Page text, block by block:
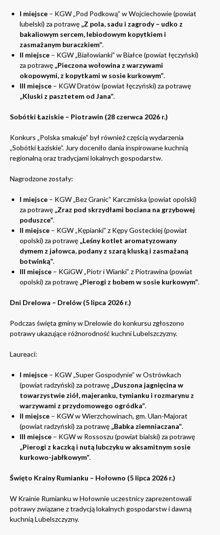
I miejsce – KGW „Pod Podkową” w Wojciechowie (powiat
lubelski) za potrawę „Z pola, sadu i zagrody – udko z
bakaliowym sercem, lebiodowym kopytkiem i
zasmażanym buraczkiem”.
II miejsce – KGW „Białowianki” w Białce (powiat łęczyński)
za potrawę „Pieczona wołowina z warzywami
okopowymi, z kopytkami w sosie kurkowym”.
III miejsce – KGW Dratów (powiat łęczyński) za potrawę
„Kluski z pasztetem od Jana”.
Sobótki Łaziskie – Piotrawin (28 czerwca 2026 r.)
Konkurs „Polska smakuje” był również częścią wydarzenia
„Sobótki Łaziskie”. Jury doceniło dania inspirowane kuchnią
regionalną oraz tradycjami lokalnych gospodarstw.
Nagrodzone zostały:
I miejsce – KGW „Bez Granic” Karczmiska (powiat opolski)
za potrawę „Zraz pod skrzydłami bociana na grzybowej
poduszce”.
II miejsce – KGW „Kępianki” z Kępy Gosteckiej (powiat
opolski) za potrawę „Leśny kotlet aromatyzowany
dymem z jałowca, podany z szarą kluską i zasmażaną
botwinką”.
III miejsce – KGiGW „Piotr i Wianki” z Piotrawina (powiat
opolski) za potrawę „Pierogi z bobem w sosie kurkowym”.
Dni Drelowa – Drelów (5 lipca 2026 r.)
Podczas święta gminy w Drelowie do konkursu zgłoszono
potrawy ukazujące różnorodność kuchni Lubelszczyzny.
Laureaci:
I miejsce – KGW „Super Gospodynie” w Ostrówkach
(powiat radzyński) za potrawę „Duszona jagnięcina w
towarzystwie ziół, majeranku, tymianku i rozmarynu z
warzywami z przydomowego ogródka”.
II miejsce – KGW w Wierzchowinach, gm. Ulan-Majorat
(powiat radzyński) za potrawę „Babka ziemniaczana”.
III miejsce – KGW w Rossoszu (powiat bialski) za potrawę
„Pierogi z kaczką i nutą lubczyku w aksamitnym sosie
kurkowo-jabłkowym”.
Święto Krainy Rumianku – Hołowno (5 lipca 2026 r.)
W Krainie Rumianku w Hołownie uczestnicy zaprezentowali
potrawy związane z tradycją lokalnych gospodarstw i dawną
kuchnią Lubelszczyzny.